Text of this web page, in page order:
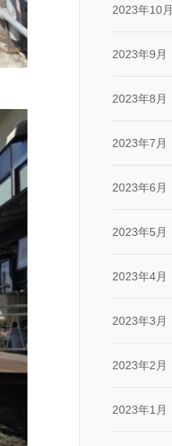
2023年10月
2023年9月
2023年8月
2023年7月
2023年6月
2023年5月
2023年4月
2023年3月
2023年2月
2023年1月